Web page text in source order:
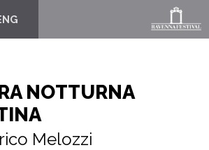
NOTTURNA
Melozzi